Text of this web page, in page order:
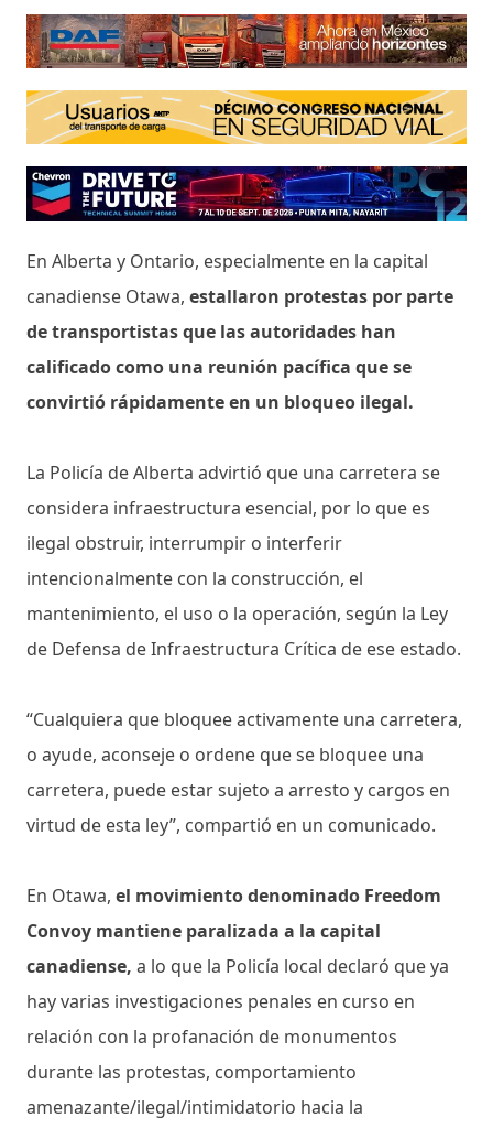
En Alberta y Ontario, especialmente en la capital
canadiense Otawa, estallaron protestas por parte
de transportistas que las autoridades han
calificado como una reunión pacífica que se
convirtió rápidamente en un bloqueo ilegal.
La Policía de Alberta advirtió que una carretera se
considera infraestructura esencial, por lo que es
ilegal obstruir, interrumpir o interferir
intencionalmente con la construcción, el
mantenimiento, el uso o la operación, según la Ley
de Defensa de Infraestructura Crítica de ese estado.
“Cualquiera que bloquee activamente una carretera,
o ayude, aconseje o ordene que se bloquee una
carretera, puede estar sujeto a arresto y cargos en
virtud de esta ley”, compartió en un comunicado.
En Otawa, el movimiento denominado Freedom
Convoy mantiene paralizada a la capital
canadiense, a lo que la Policía local declaró que ya
hay varias investigaciones penales en curso en
relación con la profanación de monumentos
durante las protestas, comportamiento
amenazante/ilegal/intimidatorio hacia la